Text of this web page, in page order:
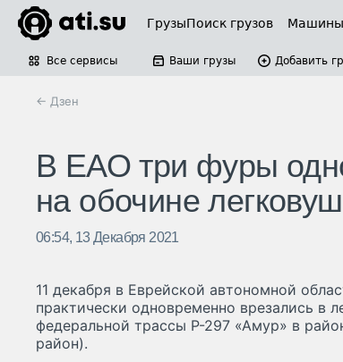
ГрузыПоиск грузов Машины
Все сервисы Ваши грузы Добавить
← Дзен
В ЕАО три фуры
на обочине
06:54, 13 Декабря 2021
11 декабря в Еврейской автономной
практически одновременно врезались в
федеральной трассы Р-297 «Амур» в
район).